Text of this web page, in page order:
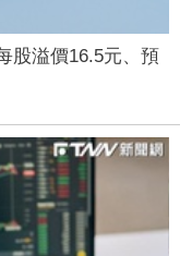
股溢價16.5元、預